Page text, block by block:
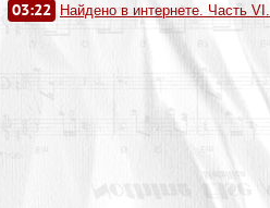
03:22 Найдено в интернете. Часть VI.